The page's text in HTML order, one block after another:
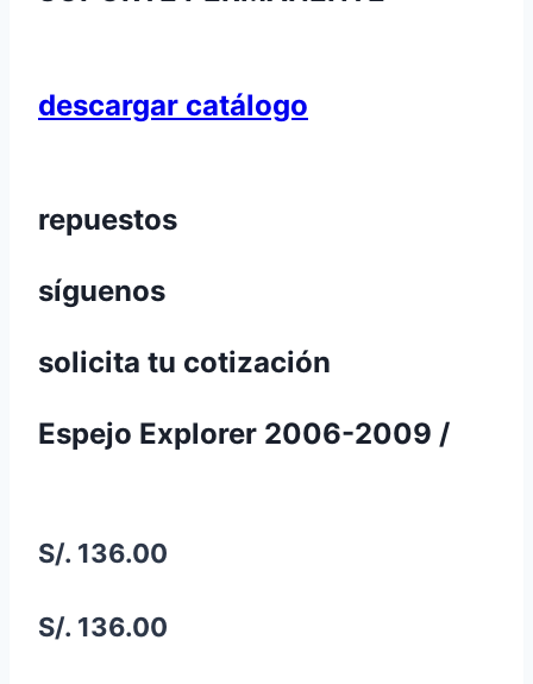
descargar catálogo
repuestos
síguenos
solicita tu cotización
Espejo Explorer 2006-2009 /
S/. 136.00
S/. 136.00